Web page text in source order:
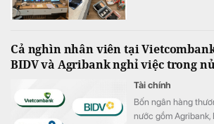
Cả nghìn nhân viên tại
BIDV và Agribank nghỉ việc trong
Tài chính
Bốn ngân hàng
nước gồm Agribank,